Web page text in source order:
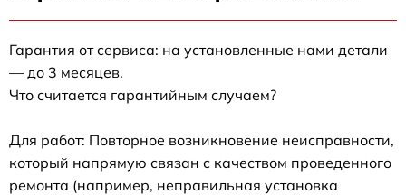
Гарантия от сервиса: на установленные нами детали
— до 3 месяцев.
Что считается гарантийным случаем?
Для работ: Повторное возникновение неисправности,
который напрямую связан с качеством проведенного
ремонта (например, неправильная установка